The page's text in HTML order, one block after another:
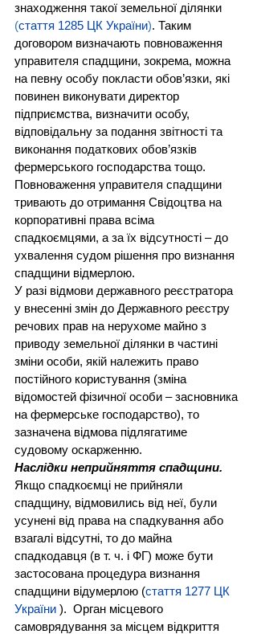
знаходження такої земельної ділянки
(стаття 1285 ЦК України). Таким
договором визначають повноваження
управителя спадщини, зокрема, можна
на певну особу покласти обов’язки, які
повинен виконувати директор
підприємства, визначити особу,
відповідальну за подання звітності та
виконання податкових обов’язків
фермерського господарства тощо.
Повноваження управителя спадщини
тривають до отримання Свідоцтва на
корпоративні права всіма
спадкоємцями, а за їх відсутності – до
ухвалення судом рішення про визнання
спадщини відмерлою.
У разі відмови державного реєстратора
у внесенні змін до Державного реєстру
речових прав на нерухоме майно з
приводу земельної ділянки в частині
зміни особи, якій належить право
постійного користування (зміна
відомостей фізичної особи – засновника
на фермерське господарство), то
зазначена відмова підлягатиме
судовому оскарженню.
Наслідки неприйняття спадщини.
Якщо спадкоємці не прийняли
спадщину, відмовились від неї, були
усунені від права на спадкування або
взагалі відсутні, то до майна
спадкодавця (в т. ч. і ФГ) може бути
застосована процедура визнання
спадщини відумерлою (стаття 1277 ЦК
України ).  Орган місцевого
самоврядування за місцем відкриття